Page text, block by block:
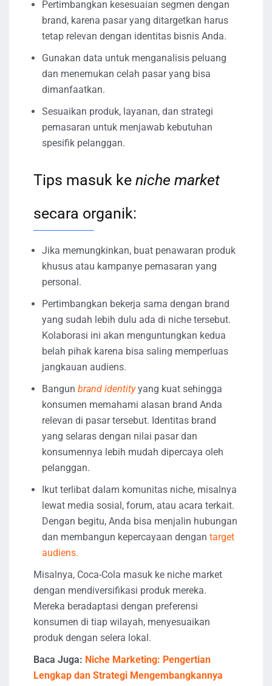
Pertimbangkan kesesuaian segmen dengan
brand, karena pasar yang ditargetkan harus
tetap relevan dengan identitas bisnis Anda.
Gunakan data untuk menganalisis peluang
dan menemukan celah pasar yang bisa
dimanfaatkan.
Sesuaikan produk, layanan, dan strategi
pemasaran untuk menjawab kebutuhan
spesifik pelanggan.
Tips masuk ke niche market
secara organik:
Jika memungkinkan, buat penawaran produk
khusus atau kampanye pemasaran yang
personal.
Pertimbangkan bekerja sama dengan brand
yang sudah lebih dulu ada di niche tersebut.
Kolaborasi ini akan menguntungkan kedua
belah pihak karena bisa saling memperluas
jangkauan audiens.
Bangun brand identityyang kuat sehingga
konsumen memahami alasan brand Anda
relevan di pasar tersebut. Identitas brand
yang selaras dengan nilai pasar dan
konsumennya lebih mudah dipercaya oleh
pelanggan.
Ikut terlibat dalam komunitas niche, misalnya
lewat media sosial, forum, atau acara terkait.
Dengan begitu, Anda bisa menjalin hubungan
dan membangun kepercayaan dengan target
audiens.
Misalnya, Coca-Cola masuk ke niche market
dengan mendiversifikasi produk mereka.
Mereka beradaptasi dengan preferensi
konsumen di tiap wilayah, menyesuaikan
produk dengan selera lokal.
Baca Juga: Niche Marketing: Pengertian
Lengkap dan Strategi Mengembangkannya